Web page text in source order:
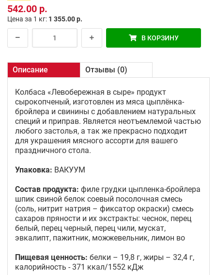
542.00 р.
Цена за 1 кг: 1 355.00 р.
В КОРЗИНУ
Описание Отзывы (0)
Колбаса «Левобережная в сыре» продукт
сырокопченый, изготовлен из мяса цыплёнка-
бройлера и свинины с добавлением натуральных
специй и приправ. Является неотъемлемой частью
любого застолья, а так же прекрасно подходит
для украшения мясного ассорти для вашего
праздничного стола.
Упаковка: ВАКУУМ
Состав продукта: филе грудки цыпленка-бройлера
шпик свиной белок соевый посолочная смесь
(соль, нитрит натрия – фиксатор окраски) смесь
сахаров пряности и их экстракты: чеснок, перец
белый, перец черный, перец чили, мускат,
эвкалипт, пажитник, можжевельник, лимон во
Пищевая ценность: белки – 19,8 г, жиры – 32,4 г,
калорийность - 371 ккал/1552 кДж